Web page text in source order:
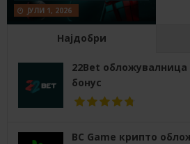
ЈУЛИ 1, 2026
Најдобри
22Bet обложувалница
бонус
BC Game крипто